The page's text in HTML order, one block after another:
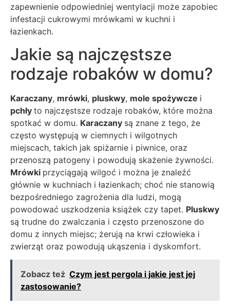
zapewnienie odpowiedniej wentylacji może zapobiec
infestacji cukrowymi mrówkami w kuchni i
łazienkach.
Jakie są najczęstsze
rodzaje robaków w domu?
Karaczany, mrówki, pluskwy, mole spożywcze i
pchły to najczęstsze rodzaje robaków, które można
spotkać w domu. Karaczany są znane z tego, że
często występują w ciemnych i wilgotnych
miejscach, takich jak spiżarnie i piwnice, oraz
przenoszą patogeny i powodują skażenie żywności.
Mrówki przyciągają wilgoć i można je znaleźć
głównie w kuchniach i łazienkach; choć nie stanowią
bezpośredniego zagrożenia dla ludzi, mogą
powodować uszkodzenia książek czy tapet. Pluskwy
są trudne do zwalczania i często przenoszone do
domu z innych miejsc; żerują na krwi człowieka i
zwierząt oraz powodują ukąszenia i dyskomfort.
Zobacz też Czym jest pergola i jakie jest jej
zastosowanie?